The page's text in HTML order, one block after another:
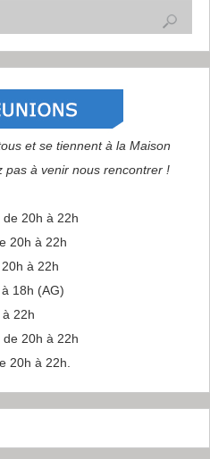
et se tiennent à la Maison
pas à venir nous rencontrer !
de 20h à 22h
20h à 22h
à 22h
18h (AG)
22h
de 20h à 22h
20h à 22h.